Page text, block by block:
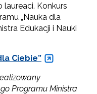
Konkurs
„Nauka dla
Edukacji i Nauki
Ciebie”
Programu Ministra